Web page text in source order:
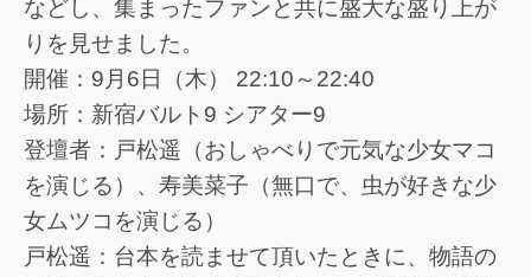
などし、集まったファンと共に盛大な盛り上が
りを見せました。
開催：9月6日（木） 22:10～22:40
場所：新宿バルト9 シアター9
登壇者：戸松遥（おしゃべりで元気な少女マコ
を演じる）、寿美菜子（無口で、虫が好きな少
女ムツコを演じる）
戸松遥：台本を読ませて頂いたときに、物語の